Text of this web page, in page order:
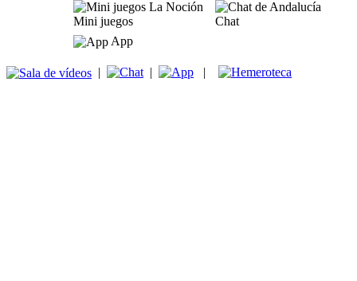
Mini juegos
Chat
App
| | |